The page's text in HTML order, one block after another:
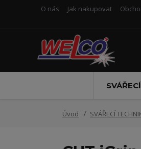
O nás Jak nakupovat
Úvod SVÁŘECÍ